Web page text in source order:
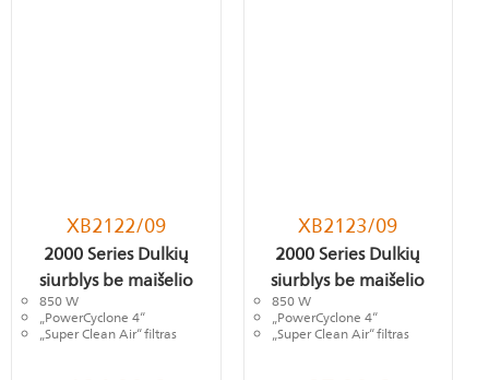
XB2122/09
2000 Series Dulkių
siurblys be maišelio
850 W
„PowerCyclone 4“
„Super Clean Air“ filtras
XB2123/09
2000 Series Dulkių
siurblys be maišelio
850 W
„PowerCyclone 4“
„Super Clean Air“ filtras